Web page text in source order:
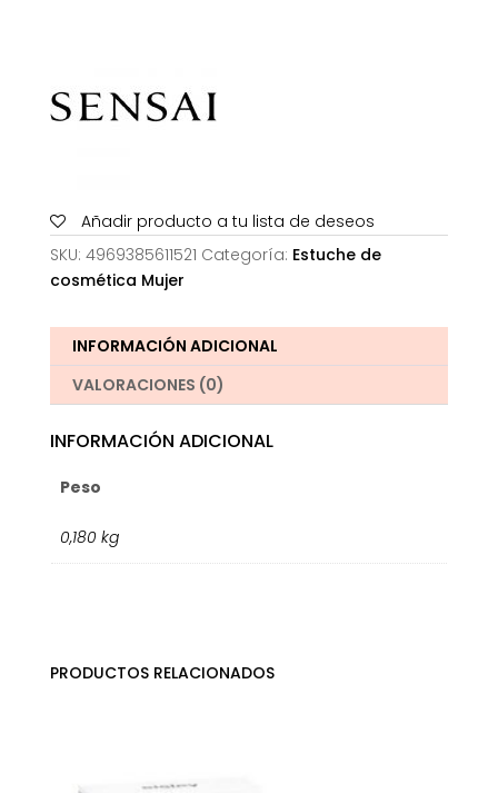
Añadir producto a tu lista de deseos
SKU: 4969385611521 Categoría: Estuche de
cosmética Mujer
INFORMACIÓN ADICIONAL
VALORACIONES (0)
INFORMACIÓN ADICIONAL
Peso
0,180 kg
PRODUCTOS RELACIONADOS